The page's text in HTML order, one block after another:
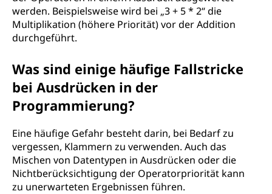
werden. Beispielsweise wird bei „3 + 5 * 2“ die
Multiplikation (höhere Priorität) vor der Addition
durchgeführt.
Was sind einige häufige Fallstricke
bei Ausdrücken in der
Programmierung?
Eine häufige Gefahr besteht darin, bei Bedarf zu
vergessen, Klammern zu verwenden. Auch das
Mischen von Datentypen in Ausdrücken oder die
Nichtberücksichtigung der Operatorpriorität kann
zu unerwarteten Ergebnissen führen.